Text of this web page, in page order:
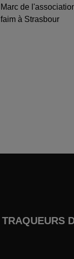
Marc de
faim à Strasbour
TRAQUEURS